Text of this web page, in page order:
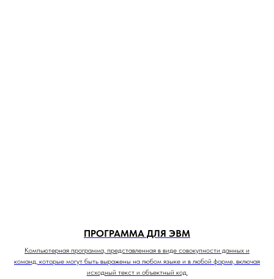
ПРОГРАММА ДЛЯ ЭВМ
Компьютерная программа, представленная в виде совокупности данных и
команд, которые могут быть выражены на любом языке и в любой форме, включая
исходный текст и объектный код.